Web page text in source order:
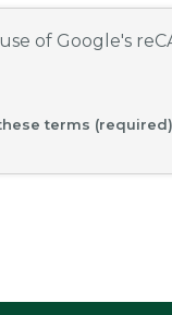
of Google's
terms